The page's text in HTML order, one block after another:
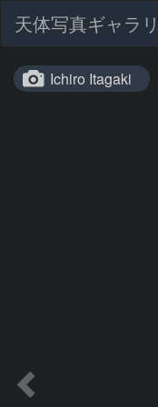
天体写真ギャラ
Ichiro Itagaki